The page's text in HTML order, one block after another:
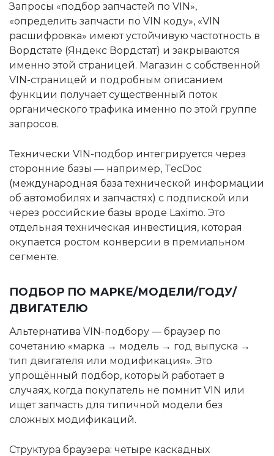
Запросы «подбор запчастей по VIN»,
«определить запчасти по VIN коду», «VIN
расшифровка» имеют устойчивую частотность в
Вордстате (Яндекс Вордстат) и закрываются
именно этой страницей. Магазин с собственной
VIN-страницей и подробным описанием
функции получает существенный поток
органического трафика именно по этой группе
запросов.
Технически VIN-подбор интегрируется через
сторонние базы — например, TecDoc
(международная база технической информации
об автомобилях и запчастях) с подпиской или
через российские базы вроде Laximo. Это
отдельная техническая инвестиция, которая
окупается ростом конверсии в премиальном
сегменте.
ПОДБОР ПО МАРКЕ/МОДЕЛИ/ГОДУ/
ДВИГАТЕЛЮ
Альтернатива VIN-подбору — браузер по
сочетанию «марка → модель → год выпуска →
тип двигателя или модификация». Это
упрощённый подбор, который работает в
случаях, когда покупатель не помнит VIN или
ищет запчасть для типичной модели без
сложных модификаций.
Структура браузера: четыре каскадных